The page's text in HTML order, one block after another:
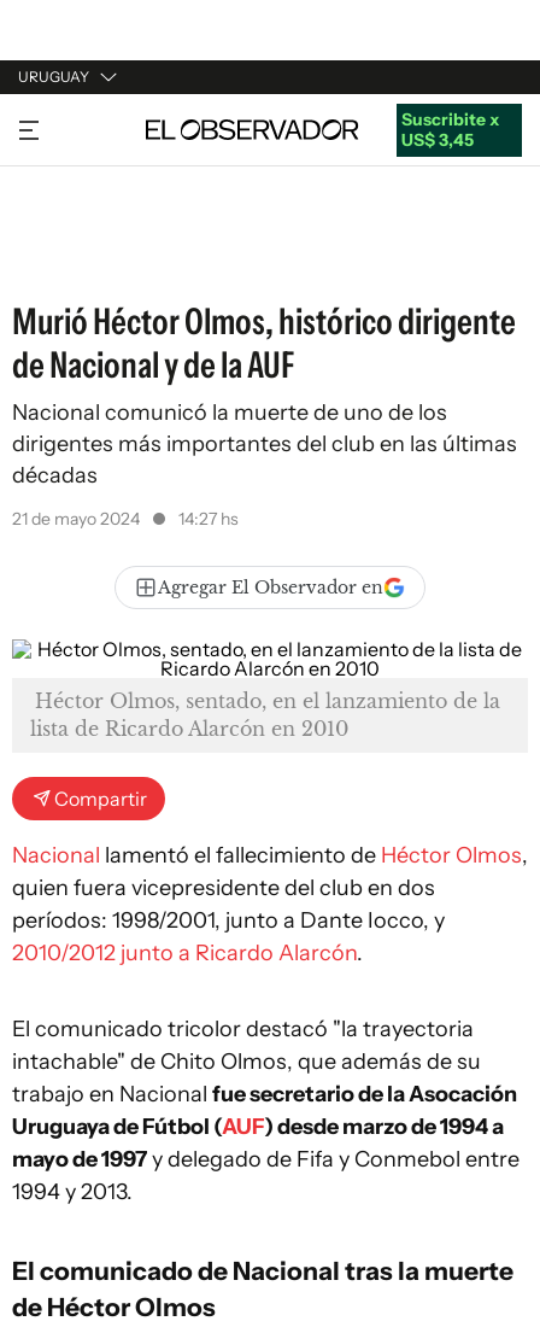
URUGUAY
URUGUAY
ARGENTINA
Suscribite x
US$ 3,45
Murió Héctor Olmos, histórico dirigente
de Nacional y de la AUF
Nacional comunicó la muerte de uno de los
dirigentes más importantes del club en las últimas
décadas
21 de mayo 2024 14:27 hs
Agregar El Observador en
Héctor Olmos, sentado, en el lanzamiento de la
lista de Ricardo Alarcón en 2010
Compartir
Nacional lamentó el fallecimiento de Héctor Olmos,
quien fuera vicepresidente del club en dos
períodos: 1998/2001, junto a Dante Iocco, y
2010/2012 junto a Ricardo Alarcón.
El comunicado tricolor destacó "la trayectoria
intachable" de Chito Olmos, que además de su
trabajo en Nacional fue secretario de la Asocación
Uruguaya de Fútbol (AUF) desde marzo de 1994 a
mayo de 1997y delegado de Fifa y Conmebol entre
1994 y 2013.
El comunicado de Nacional tras la muerte
de Héctor Olmos